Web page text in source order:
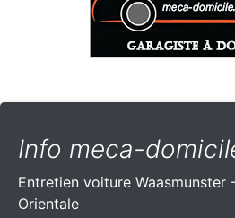
Info meca-
Entretien voiture Waasmunster
Orientale